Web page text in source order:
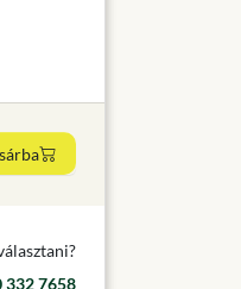
332 7658